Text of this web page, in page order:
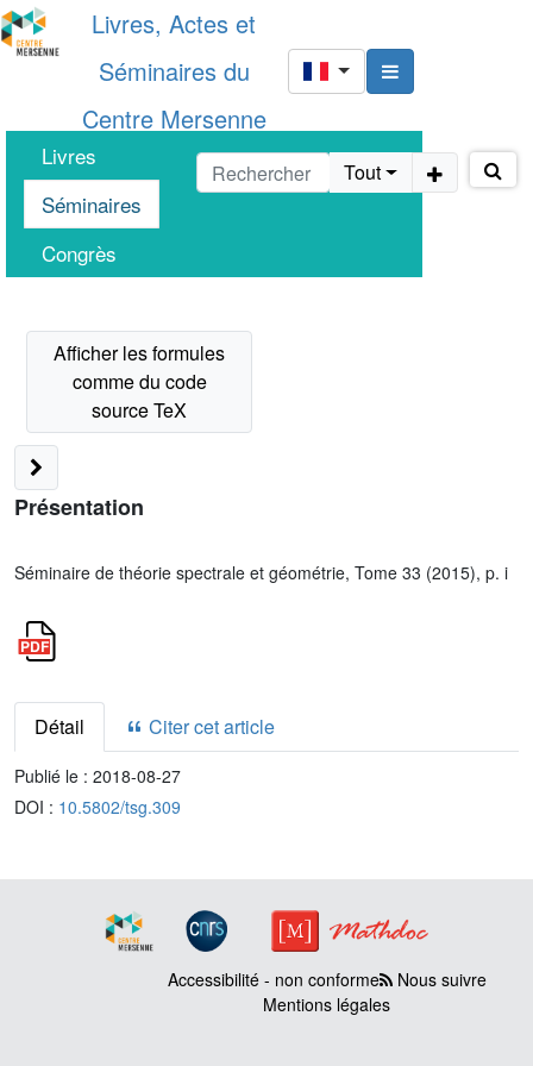
Livres, Actes et
Séminaires du
Centre Mersenne
Livres
Séminaires
Congrès
Tout
Présentation
Séminaire de théorie spectrale et géométrie, Tome 33 (2015), p. i
Détail Citer cet article
Publié le : 2018-08-27
DOI : 10.5802/tsg.309
Accessibilité - non conforme Nous suivre
Mentions légales